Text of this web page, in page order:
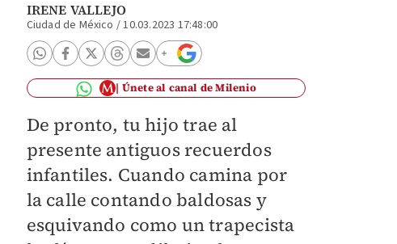
IRENE VALLEJO
Ciudad de México /10.03.2023 17:48:00
Únete al canal de Milenio
De pronto, tu hijo trae al
presente antiguos recuerdos
infantiles. Cuando camina por
la calle contando baldosas y
esquivando como un trapecista